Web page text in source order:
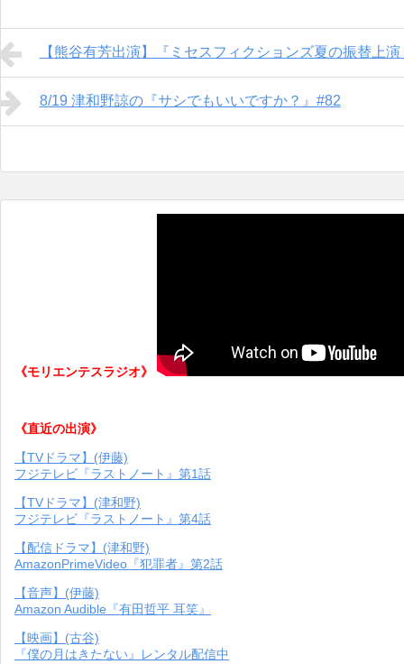
【熊谷有芳出演】『ミセスフィクションズ夏の振替上
8/19 津和野諒の『サシでもいいですか？』#82
《モリエンテスラジオ》
《直近の出演》
【TVドラマ】(伊藤)
フジテレビ『ラストノート』第1話
【TVドラマ】(津和野)
フジテレビ『ラストノート』第4話
【配信ドラマ】(津和野)
AmazonPrimeVideo『犯罪者』第2話
【音声】(伊藤)
Amazon Audible『有田哲平 耳笑』
【映画】(古谷)
『僕の月はきたない』レンタル配信中